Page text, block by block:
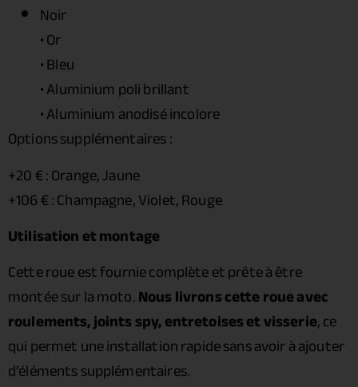
Noir
• Or
• Bleu
• Aluminium poli brillant
• Aluminium anodisé incolore
Options supplémentaires :
+20 € : Orange, Jaune
+106 € : Champagne, Violet, Rouge
Utilisation et montage
Cette roue est fournie complète et prête à être
montée sur la moto.Nous livrons cette roue avec
roulements, joints spy, entretoises et visserie, ce
qui permet une installation rapide sans avoir à ajouter
d’éléments supplémentaires.